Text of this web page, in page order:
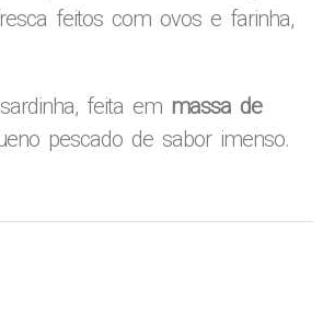
feitos com ovos e farinha,
feita em massa de
pescado de sabor imenso.